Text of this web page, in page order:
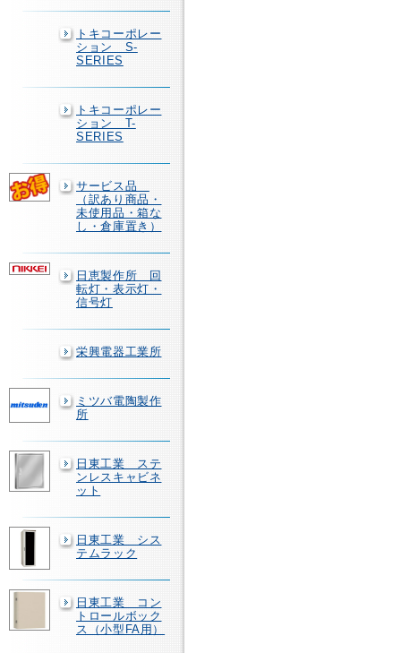
トキコーポレー
ション S-
SERIES
トキコーポレー
ション T-
SERIES
サービス品
（訳あり商品・
未使用品・箱な
し・倉庫置き）
日恵製作所 回
転灯・表示灯・
信号灯
栄興電器工業所
ミツバ電陶製作
所
日東工業 ステ
ンレスキャビネ
ット
日東工業 シス
テムラック
日東工業 コン
トロールボック
ス（小型FA用）